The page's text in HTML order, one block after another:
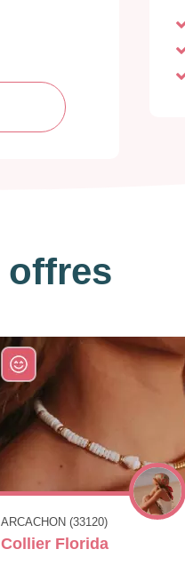
offres
ARCACHON (33120)
Collier Florida